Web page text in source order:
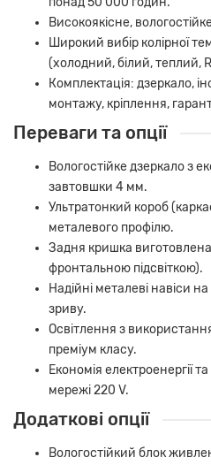
Високоякісне,
Широкий вибір колірної
(холодний, білий, теплий,
Комплектація: дзеркало,
монтажу, кріплення,
Переваги та опції
Вологостійке дзеркало з
завтовшки 4 мм.
Ультратонкий короб
металевого профілю.
Задня кришка
фронтальною підсвіткою).
Надійні металеві навіси
зриву.
Освітлення з
преміум класу.
Економія електроенергії
мережі 220 V.
Додаткові опції
Вологостійкий блок